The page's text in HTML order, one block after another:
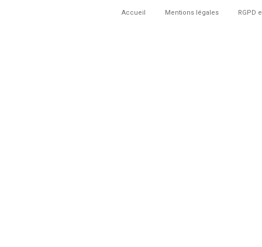
Accueil Mentions légales RGPD